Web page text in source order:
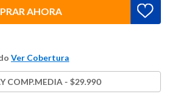
AHORA
Ver Cobertura
COMP.MEDIA - $29.990